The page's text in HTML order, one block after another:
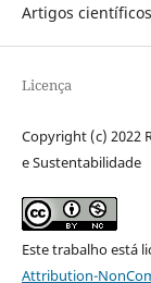
Artigos científicos
Licença
Copyright (c) 2022
e Sustentabilidade
Este trabalho está
Attribution-